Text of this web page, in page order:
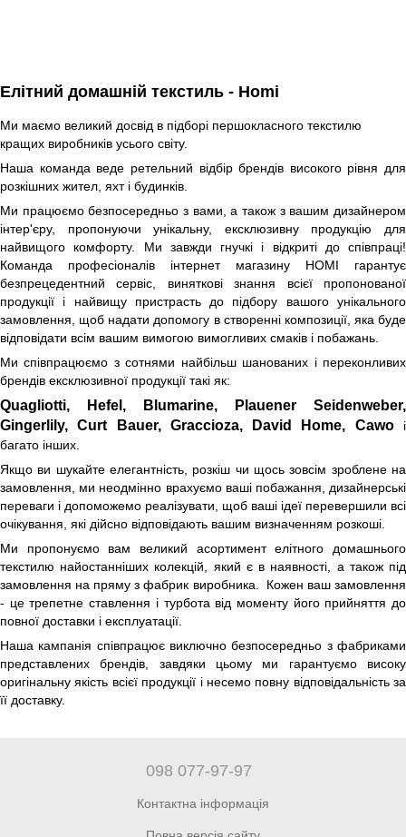
Елітний домашній текстиль - Homi
Ми маємо великий досвід в підборі першокласного текстилю
кращих виробників усього світу.
Наша команда веде ретельний відбір брендів високого рівня для
розкішних жител, яхт і будинків.
Ми працюємо безпосередньо з вами, а також з вашим дизайнером
інтер'єру, пропонуючи унікальну, ексклюзивну продукцію для
найвищого комфорту. Ми завжди гнучкі і відкриті до співпраці!
Команда професіоналів інтернет магазину HOMI гарантує
безпрецедентний сервіс, виняткові знання всієї пропонованої
продукції і найвищу пристрасть до підбору вашого унікального
замовлення, щоб надати допомогу в створенні композиції, яка буде
відповідати всім вашим вимогою вимогливих смаків і побажань.
Ми співпрацюємо з сотнями найбільш шанованих і переконливих
брендів ексклюзивної продукції такі як:
Quagliotti, Hefel, Blumarine, Plauener
Seidenweber,
Gingerlily, Curt Bauer, Graccioza, David Home, Cawoі
багато інших.
Якщо ви шукайте елегантність, розкіш чи щось зовсім зроблене на
замовлення, ми неодмінно врахуємо ваші побажання, дизайнерські
переваги і допоможемо реалізувати, щоб ваші ідеї перевершили всі
очікування, які дійсно відповідають вашим визначенням розкоші.
Ми пропонуємо вам великий асортимент елітного домашнього
текстилю найостанніших колекцій, який є в наявності, а також під
замовлення на пряму з фабрик виробника. Кожен ваш замовлення
- це трепетне ставлення і турбота від моменту його прийняття до
повної доставки і експлуатації.
Наша кампанія співпрацює виключно безпосередньо з фабриками
представлених брендів, завдяки цьому ми гарантуємо високу
оригінальну якість всієї продукції і несемо повну відповідальність за
її доставку.
098 077-97-97
Контактна інформація